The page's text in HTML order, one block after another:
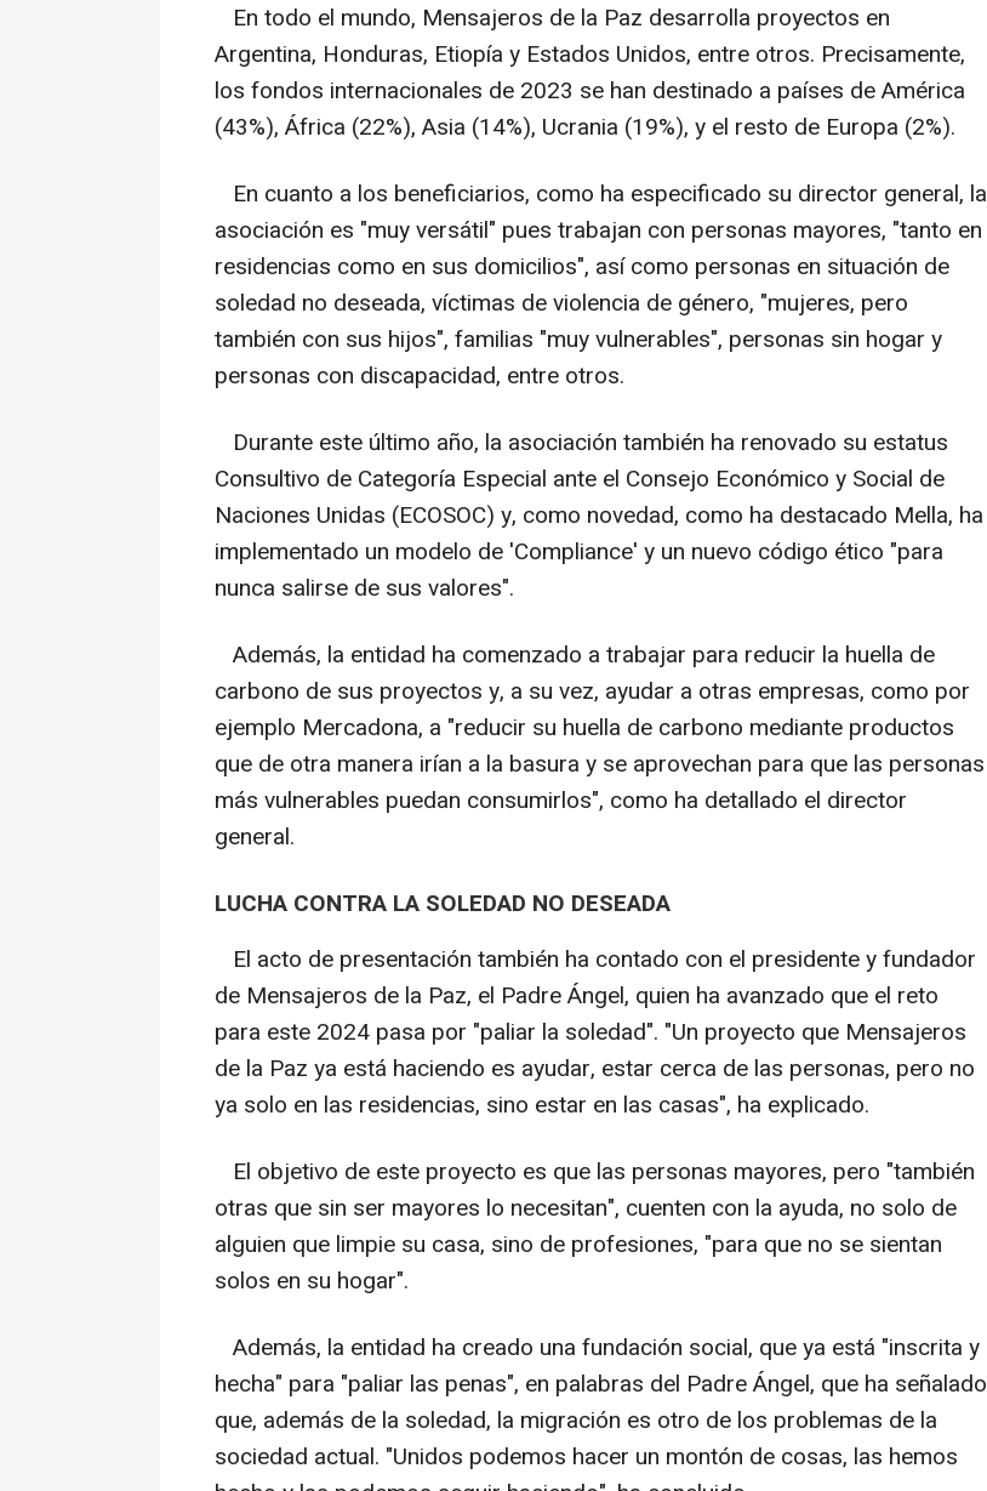
En todo el mundo, Mensajeros de la Paz desarrolla proyectos en
Argentina, Honduras, Etiopía y Estados Unidos, entre otros. Precisamente,
los fondos internacionales de 2023 se han destinado a países de América
(43%), África (22%), Asia (14%), Ucrania (19%), y el resto de Europa (2%).
En cuanto a los beneficiarios, como ha especificado su director general, la
asociación es "muy versátil" pues trabajan con personas mayores, "tanto en
residencias como en sus domicilios", así como personas en situación de
soledad no deseada, víctimas de violencia de género, "mujeres, pero
también con sus hijos", familias "muy vulnerables", personas sin hogar y
personas con discapacidad, entre otros.
Durante este último año, la asociación también ha renovado su estatus
Consultivo de Categoría Especial ante el Consejo Económico y Social de
Naciones Unidas (ECOSOC) y, como novedad, como ha destacado Mella, ha
implementado un modelo de 'Compliance' y un nuevo código ético "para
nunca salirse de sus valores".
Además, la entidad ha comenzado a trabajar para reducir la huella de
carbono de sus proyectos y, a su vez, ayudar a otras empresas, como por
ejemplo Mercadona, a "reducir su huella de carbono mediante productos
que de otra manera irían a la basura y se aprovechan para que las personas
más vulnerables puedan consumirlos", como ha detallado el director
general.
LUCHA CONTRA LA SOLEDAD NO DESEADA
El acto de presentación también ha contado con el presidente y fundador
de Mensajeros de la Paz, el Padre Ángel, quien ha avanzado que el reto
para este 2024 pasa por "paliar la soledad". "Un proyecto que Mensajeros
de la Paz ya está haciendo es ayudar, estar cerca de las personas, pero no
ya solo en las residencias, sino estar en las casas", ha explicado.
El objetivo de este proyecto es que las personas mayores, pero "también
otras que sin ser mayores lo necesitan", cuenten con la ayuda, no solo de
alguien que limpie su casa, sino de profesiones, "para que no se sientan
solos en su hogar".
Además, la entidad ha creado una fundación social, que ya está "inscrita y
hecha" para "paliar las penas", en palabras del Padre Ángel, que ha señalado
que, además de la soledad, la migración es otro de los problemas de la
sociedad actual. "Unidos podemos hacer un montón de cosas, las hemos